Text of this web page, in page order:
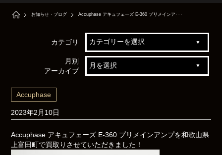
お知らせ・ブログ Accuphase アキュフェーズ E-360 プリメインア･･･
カテゴリ
月別
アーカイブ
Accuphase
2023年2月10日
Accuphase アキュフェーズ E-360 プリメインアンプを和歌山県
上富田町で買取りさせていただきました！